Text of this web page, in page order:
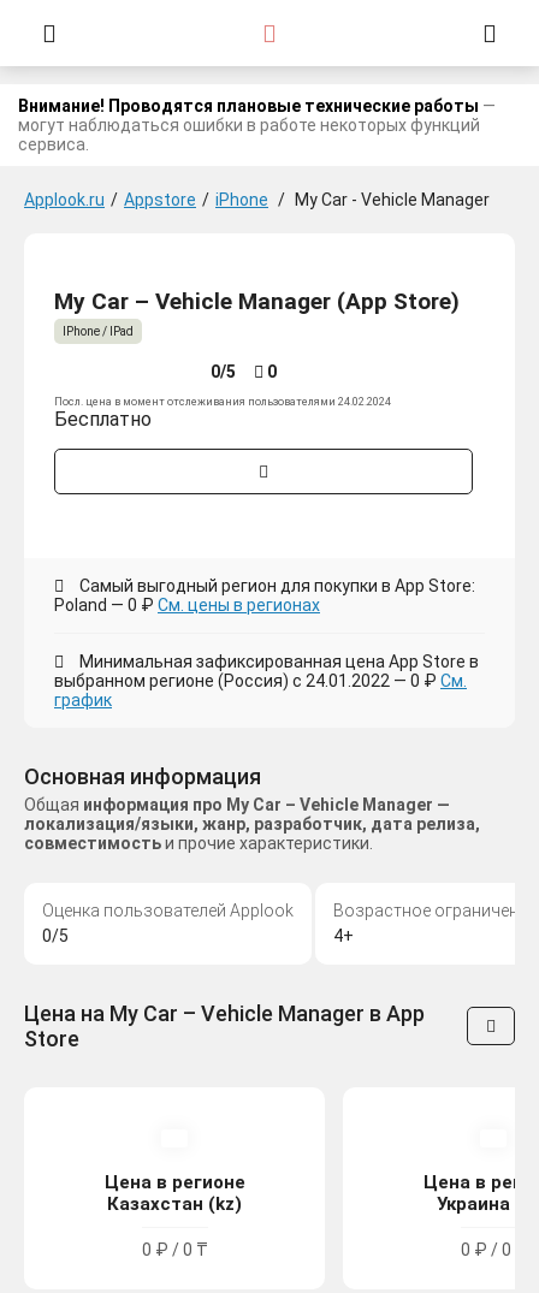
Внимание! Проводятся плановые технические работы —
могут наблюдаться ошибки в работе некоторых функций
сервиса.
Applook.ru / Appstore / iPhone / My Car - Vehicle Manager
My Car – Vehicle Manager (App Store)
IPhone / IPad
0/5 0
Посл. цена в момент отслеживания пользователями 24.02.2024
Бесплатно
Самый выгодный регион для покупки в App Store:
Poland — 0 ₽ См. цены в регионах
Минимальная зафиксированная цена App Store в
выбранном регионе (Россия) с 24.01.2022 — 0 ₽ См.
график
Основная информация
Общая информация про My Car – Vehicle Manager —
локализация/языки, жанр, разработчик, дата релиза,
совместимостьи прочие характеристики.
Оценка пользователей Applook
0/5
Возрастное ограничение
4+
Цена на My Car – Vehicle Manager в App
Store
Цена в регионе
Казахстан (kz)
0 ₽ / 0 ₸
Цена в
Украина
0 ₽ / 0 ₴